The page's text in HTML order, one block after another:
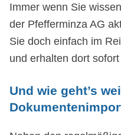
Immer wenn Sie
der Pfefferminza AG
Sie doch einfach im
und erhalten dort
Und wie geht’s